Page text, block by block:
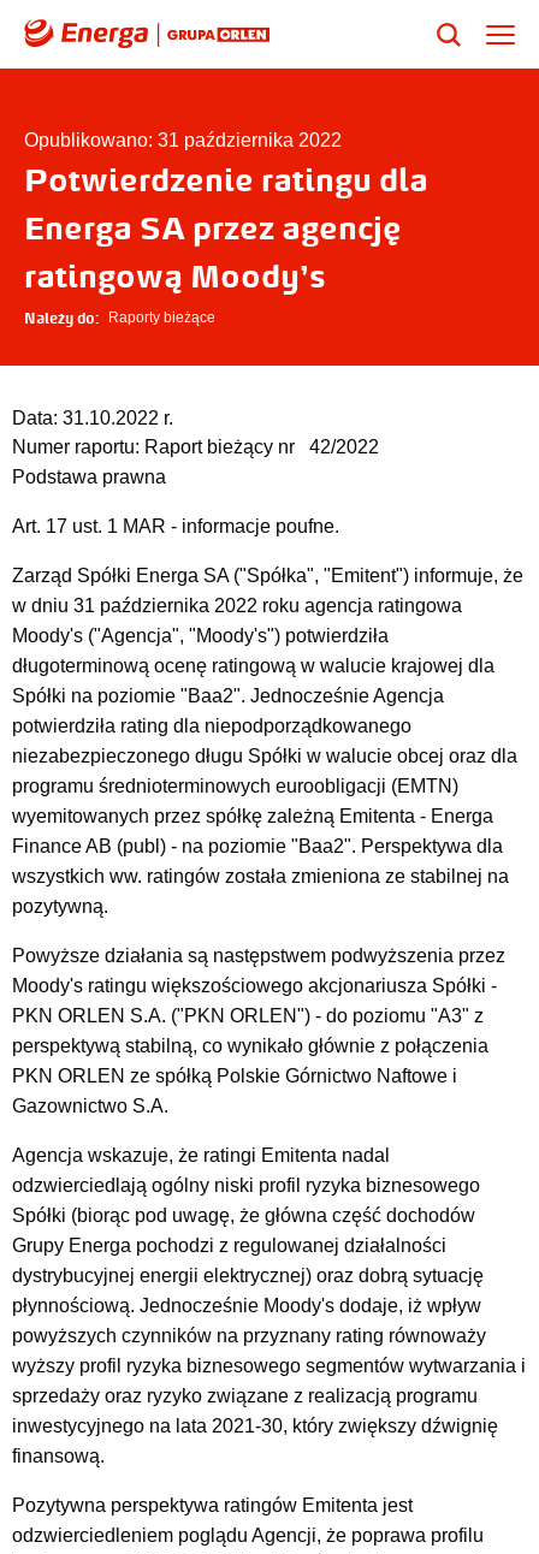
Opublikowano: 31 października 2022
Potwierdzenie ratingu dla
Energa SA przez agencję
ratingową Moody's
Należy do: Raporty bieżące
Data: 31.10.2022 r.
Numer raportu: Raport bieżący nr 42/2022
Podstawa prawna
Art. 17 ust. 1 MAR - informacje poufne.
Zarząd Spółki Energa SA ("Spółka", "Emitent") informuje, że
w dniu 31 października 2022 roku agencja ratingowa
Moody's ("Agencja", "Moody's") potwierdziła
długoterminową ocenę ratingową w walucie krajowej dla
Spółki na poziomie "Baa2". Jednocześnie Agencja
potwierdziła rating dla niepodporządkowanego
niezabezpieczonego długu Spółki w walucie obcej oraz dla
programu średnioterminowych euroobligacji (EMTN)
wyemitowanych przez spółkę zależną Emitenta - Energa
Finance AB (publ) - na poziomie "Baa2". Perspektywa dla
wszystkich ww. ratingów została zmieniona ze stabilnej na
pozytywną.
Powyższe działania są następstwem podwyższenia przez
Moody's ratingu większościowego akcjonariusza Spółki -
PKN ORLEN S.A. ("PKN ORLEN") - do poziomu "A3" z
perspektywą stabilną, co wynikało głównie z połączenia
PKN ORLEN ze spółką Polskie Górnictwo Naftowe i
Gazownictwo S.A.
Agencja wskazuje, że ratingi Emitenta nadal
odzwierciedlają ogólny niski profil ryzyka biznesowego
Spółki (biorąc pod uwagę, że główna część dochodów
Grupy Energa pochodzi z regulowanej działalności
dystrybucyjnej energii elektrycznej) oraz dobrą sytuację
płynnościową. Jednocześnie Moody's dodaje, iż wpływ
powyższych czynników na przyznany rating równoważy
wyższy profil ryzyka biznesowego segmentów wytwarzania i
sprzedaży oraz ryzyko związane z realizacją programu
inwestycyjnego na lata 2021-30, który zwiększy dźwignię
finansową.
Pozytywna perspektywa ratingów Emitenta jest
odzwierciedleniem poglądu Agencji, że poprawa profilu